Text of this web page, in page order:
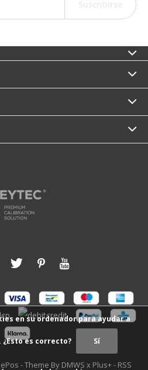
- Theme By DMWS x Plus+- RSS
en su ordenador para ayudar a
es correcto? Sí